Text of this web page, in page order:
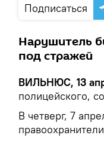
Подписаться
Нарушитель
под стражей
ВИЛЬНЮС, 13
полицейского,
В четверг, 7